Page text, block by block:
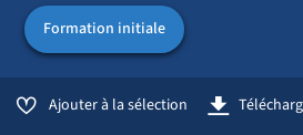
Formation initiale
Ajouter à la sélection